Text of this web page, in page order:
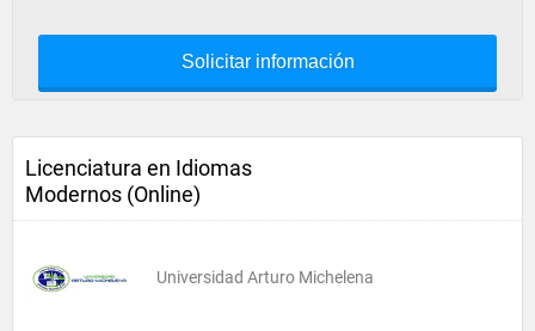
Solicitar información
Licenciatura en Idiomas
Modernos (Online)
Universidad Arturo Michelena